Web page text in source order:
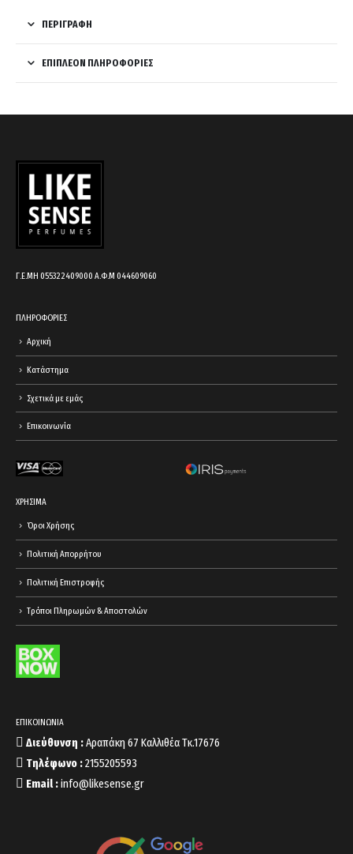
product
options
before
cart.
ΠΕΡΙΓΡΑΦΉ
ΕΠΙΠΛΈΟΝ ΠΛΗΡΟΦΟΡΊΕΣ
Γ.Ε.ΜΗ 055322409000 Α.Φ.Μ 044609060
ΠΛΗΡΟΦΟΡΙΕΣ
Αρχική
Κατάστημα
Σχετικά με εμάς
Επικοινωνία
ΧΡΗΣΙΜΑ
Όροι Χρήσης
Πολιτική Απορρήτου
Πολιτική Επιστροφής
Τρόποι Πληρωμών & Αποστολών
ΕΠΙΚΟΙΝΩΝΙΑ
Διεύθυνση :Αραπάκη 67 Καλλιθέα Τκ.17676
Τηλέφωνο :2155205593
Email :info@likesense.gr